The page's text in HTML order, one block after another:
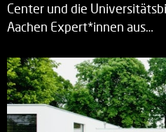
Center und die
Aachen Expert*innen aus…